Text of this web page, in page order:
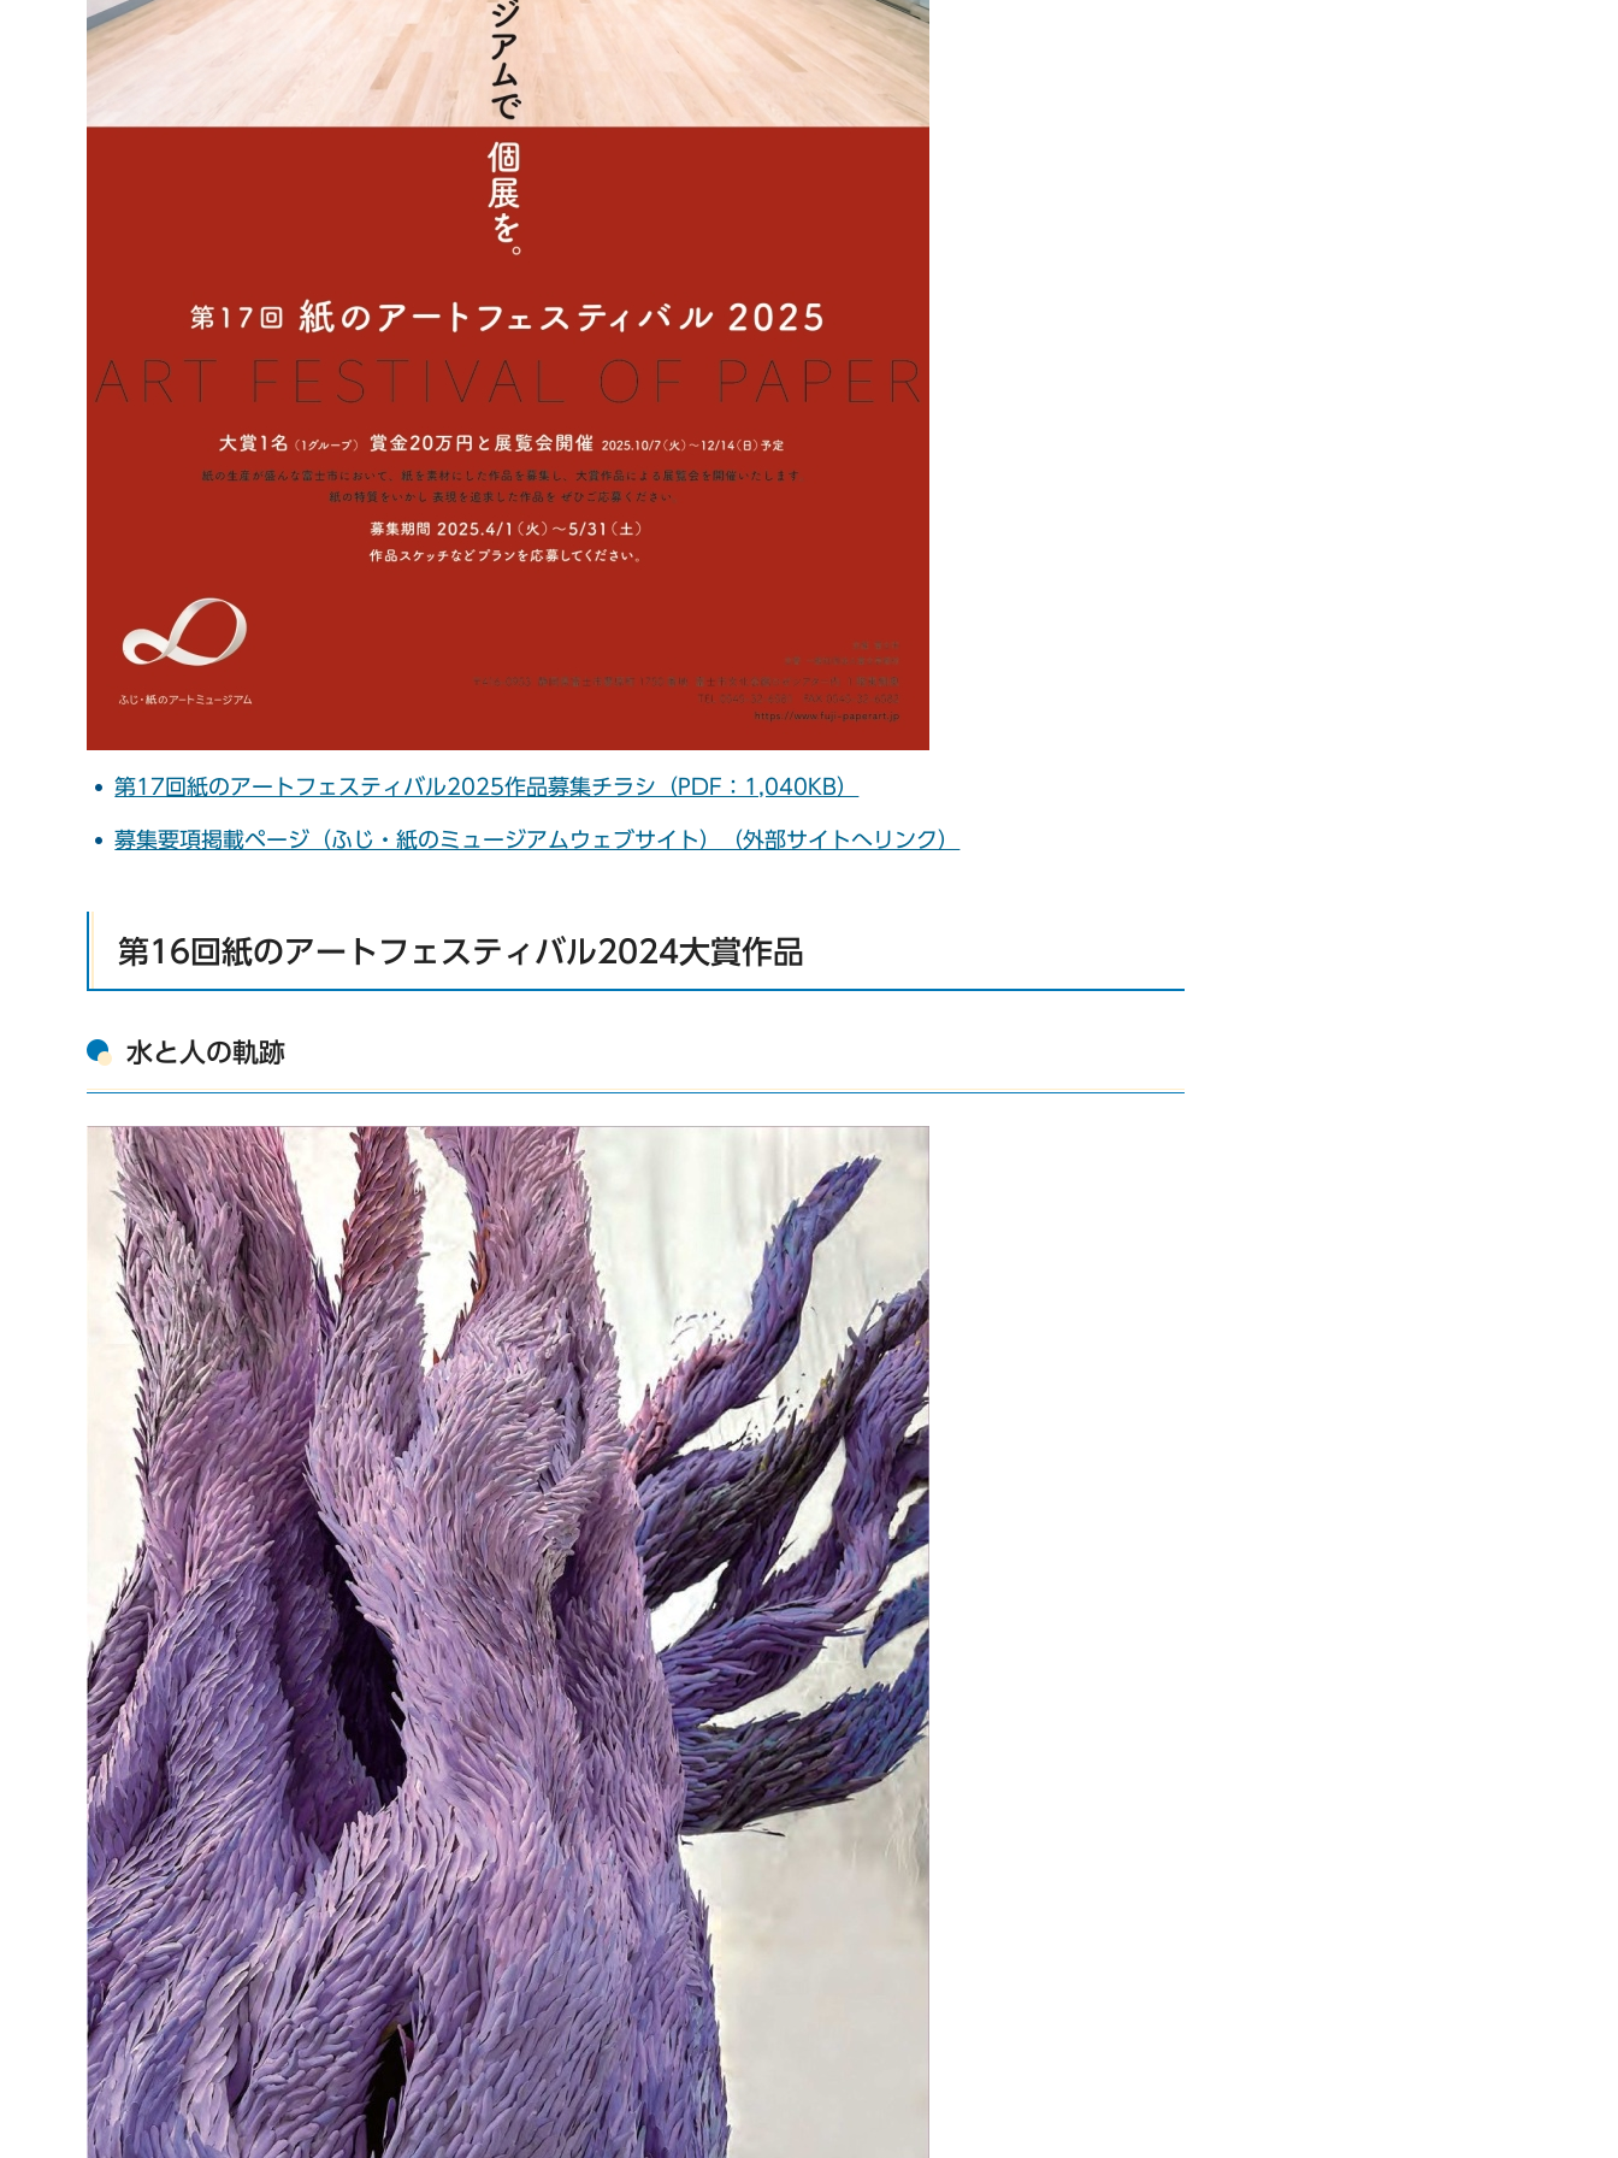
第17回紙のアートフェスティバル2025作品募集チラシ（PDF：1,040KB）
募集要項掲載ページ（ふじ・紙のミュージアムウェブサイト）（外部サイトへリンク）
第16回紙のアートフェスティバル2024大賞作品
水と人の軌跡